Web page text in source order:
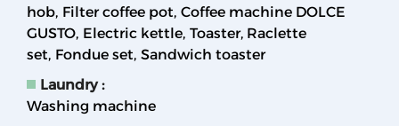
hob Filter coffee pot Coffee machine DOLCE
GUSTO Electric kettle Toaster Raclette
set Fondue set Sandwich toaster
Laundry:
Washing machine